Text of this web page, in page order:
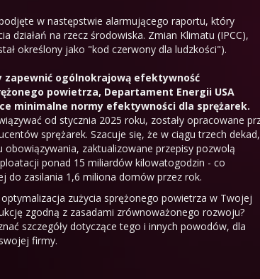
podjęte w następstwie alarmującego raportu, który
działań na rzecz środowiska. Zmian Klimatu (IPCC),
określony jako "kod czerwony dla ludzkości").
zapewnić ogólnokrajową efektywność
powietrza, Departament Energii USA
minimalne normy efektywności dla sprężarek.
od stycznia 2025 roku, zostały opracowane
sprężarek. Szacuje się, że w ciągu trzech dekad,
obowiązywania, zaktualizowane przepisy pozwolą
ponad 15 miliardów kilowatogodzin - co
do zasilania 1,6 miliona domów przez rok.
zużycia sprężonego powietrza w Twojej
zgodną z zasadami zrównoważonego rozwoju?
szczegóły dotyczące tego i innych powodów, dla
firmy.